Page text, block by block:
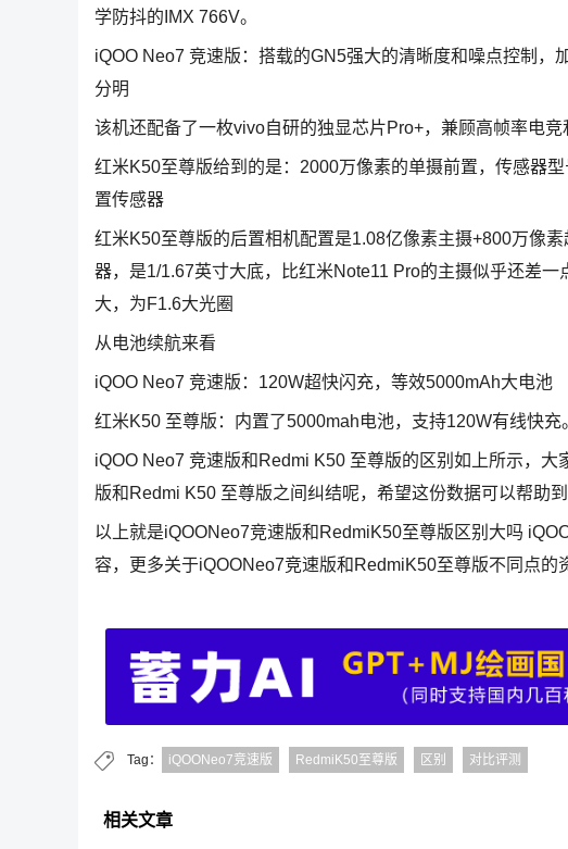
学防抖的IMX 766V。
iQOO Neo7 竞速版：搭载的GN5强大的清晰度和噪点控制
分明
该机还配备了一枚vivo自研的独显芯片Pro+，兼顾高帧率电
红米K50至尊版给到的是：2000万像素的单摄前置，传感器
置传感器
红米K50至尊版的后置相机配置是1.08亿像素主摄+800万像
器，是1/1.67英寸大底，比红米Note11 Pro的主摄似乎还差
大，为F1.6大光圈
从电池续航来看
iQOO Neo7 竞速版：120W超快闪充，等效5000mAh大电池
红米K50 至尊版：内置了5000mah电池，支持120W有线快充
iQOO Neo7 竞速版和Redmi K50 至尊版的区别如上所示，
版和Redmi K50 至尊版之间纠结呢，希望这份数据可以帮助到
以上就是iQOONeo7竞速版和RedmiK50至尊版区别大吗
容，更多关于iQOONeo7竞速版和RedmiK50至尊版不同点的
Tag： iQOONeo7竞速版 RedmiK50至尊版 区别 对比评测
相关文章